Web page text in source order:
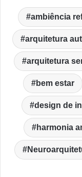
ambiência
arquitetura
arquitetura
bem estar
design de
harmonia